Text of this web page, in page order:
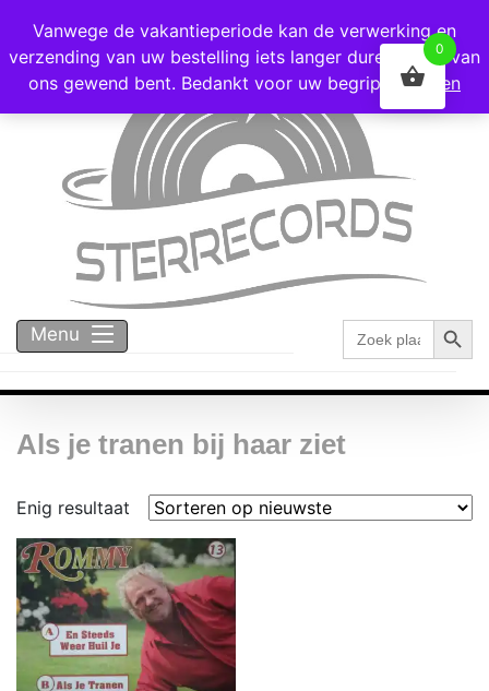
Voor 16:00 besteld = vandaag verzonden!
Menu
Zoek
naar:
Als je tranen bij haar ziet
Enig resultaat
Vanwege de vakantieperiode kan de verwerking en
verzending van uw bestelling iets langer duren dan u van
ons gewend bent. Bedankt voor uw begrip!
Negeren
0